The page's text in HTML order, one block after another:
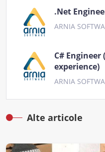
.Net
ARNIA
C#
experience)
ARNIA
Alte articole